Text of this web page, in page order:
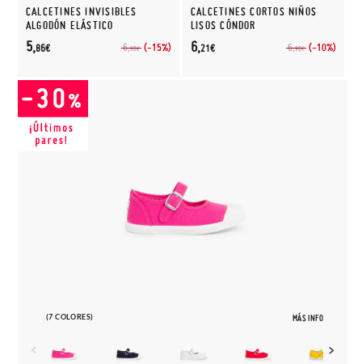
CALCETINES INVISIBLES
ALGODÓN ELÁSTICO
6,90€ (-15%)
5,86€
CALCETINES CORTOS NIÑOS
LISOS CÓNDOR
6,90€ (-10%)
6,21€
(7 COLORES) MÁS INFO